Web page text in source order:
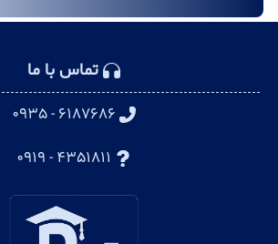
تماس با ما
۶۱۸۷۶۸۶ - ۰۹۳۵